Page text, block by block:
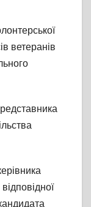
ветеранів